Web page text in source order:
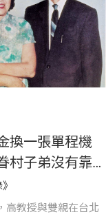
換一張單程機
村子弟沒有靠
是唯一的自救之
高教授與雙親在台北